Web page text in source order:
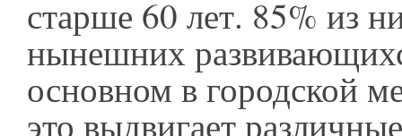
старше 60 лет. 85% из
нынешних
основном в городской
это выдвигает